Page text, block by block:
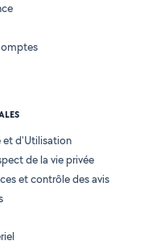
et d'Utilisation
de la vie privée
et contrôle des avis